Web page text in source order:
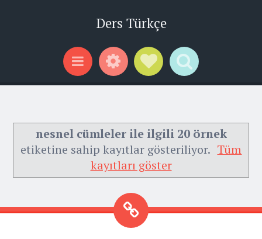
Ders Türkçe
Menu WidgetsSocial Links
Search
nesnel cümleler ile ilgili 20 örnek
etiketine sahip kayıtlar gösteriliyor. Tüm
kayıtları göster